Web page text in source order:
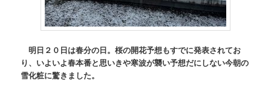
明日２０日は春分の日。桜の開花予想もすでに発表されてお
り、いよいよ春本番と思いきや寒波が襲い予想だにしない今朝の
雪化粧に驚きました。